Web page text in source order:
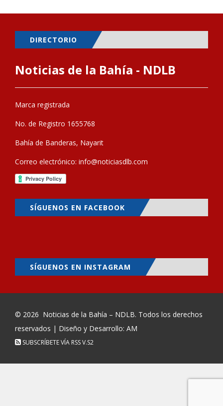
DIRECTORIO
Noticias de la Bahía - NDLB
Marca registrada
No. de Registro 1655768
Bahía de Banderas, Nayarit
Correo electrónico: info@noticiasdlb.com
SÍGUENOS EN FACEBOOK
SÍGUENOS EN INSTAGRAM
© 2026 Noticias de la Bahía – NDLB. Todos los derechos
reservados | Diseño y Desarrollo: AM
SUBSCRÍBETE VÍA RSSV.S2